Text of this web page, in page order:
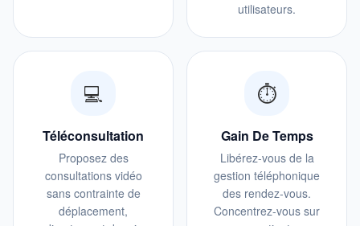
utilisateurs.
💻
Téléconsultation
Proposez des
consultations vidéo
sans contrainte de
déplacement,
⏱️
Gain De Temps
Libérez-vous de la
gestion téléphonique
des rendez-vous.
Concentrez-vous sur